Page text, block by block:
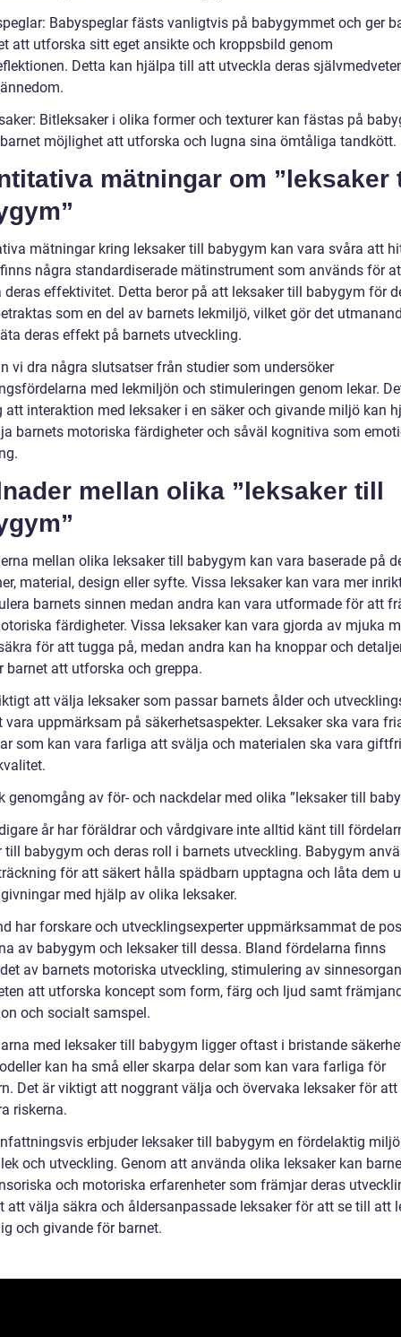
Babyspeglar fästs vanligtvis på babygymmet och ger
att utforska sitt eget ansikte och kroppsbild genom
Detta kan hjälpa till att utveckla deras
Bitleksaker i olika former och texturer kan fästas på
möjlighet att utforska och lugna sina ömtåliga tandkött.
mätningar om ”leksaker
mätningar kring leksaker till babygym kan vara svåra att
några standardiserade mätinstrument som används för
deras effektivitet. Detta beror på att leksaker till babygym för
som en del av barnets lekmiljö, vilket gör det
deras effekt på barnets utveckling.
vi dra några slutsatser från studier som undersöker
med lekmiljön och stimuleringen genom lekar.
att interaktion med leksaker i en säker och givande miljö kan
barnets motoriska färdigheter och såväl kognitiva som
mellan olika ”leksaker till
mellan olika leksaker till babygym kan vara baserade på
material, design eller syfte. Vissa leksaker kan vara mer
barnets sinnen medan andra kan vara utformade för att
färdigheter. Vissa leksaker kan vara gjorda av mjuka
för att tugga på, medan andra kan ha knoppar och
barnet att utforska och greppa.
att välja leksaker som passar barnets ålder och
vara uppmärksam på säkerhetsaspekter. Leksaker ska vara
som kan vara farliga att svälja och materialen ska vara
genomgång av för- och nackdelar med olika ”leksaker till
år har föräldrar och vårdgivare inte alltid känt till
till babygym och deras roll i barnets utveckling. Babygym
för att säkert hålla spädbarn upptagna och låta dem
med hjälp av olika leksaker.
har forskare och utvecklingsexperter uppmärksammat de
av babygym och leksaker till dessa. Bland fördelarna finns
av barnets motoriska utveckling, stimulering av
att utforska koncept som form, färg och ljud samt
och socialt samspel.
med leksaker till babygym ligger oftast i bristande
kan ha små eller skarpa delar som kan vara farliga för
Det är viktigt att noggrant välja och övervaka leksaker för att
riskerna.
erbjuder leksaker till babygym en fördelaktig
och utveckling. Genom att använda olika leksaker kan
och motoriska erfarenheter som främjar deras
att välja säkra och åldersanpassade leksaker för att se till att
och givande för barnet.